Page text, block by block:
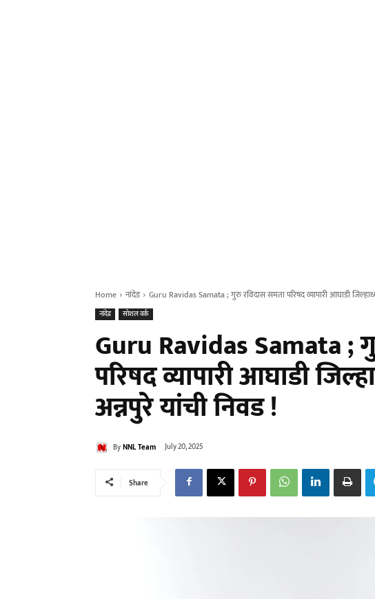
Home नांदेड Guru Ravidas Samata ; गुरु रविदास समता परिषद व्यापारी आघाडी
नांदेड सोशल वर्क
Guru Ravidas Samata ;
परिषद व्यापारी आघाडी
अन्नपुरे यांची निवड !
ByNNL Team July 20, 2025
Share